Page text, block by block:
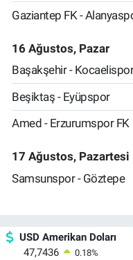
Gaziantep FK -
16 Ağustos, Pazar
Başakşehir - Kocaelispor
Beşiktaş - Eyüpspor
Amed - Erzurumspor FK
17 Ağustos, Pazartesi
Samsunspor - Göztepe
USD Amerikan Doları
47,7436
0.18%